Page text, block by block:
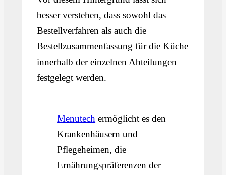
besser verstehen, dass sowohl das
Bestellverfahren als auch die
Bestellzusammenfassung für die Küche
innerhalb der einzelnen Abteilungen
festgelegt werden.
Menutech ermöglicht es den
Krankenhäusern und
Pflegeheimen, die
Ernährungspräferenzen der